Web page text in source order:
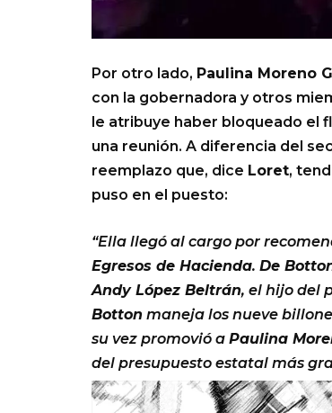
Por otro lado, Paulina Moreno
con la gobernadora y otros
le atribuye haber bloqueado el
una reunión. A diferencia del
reemplazo que, dice Loret,
puso en el puesto:
“Ella llegó al cargo por
Egresos de Hacienda. De
Andy López Beltrán, el hijo del
Botton maneja los nueve
su vez promovió a Paulina
del presupuesto estatal más